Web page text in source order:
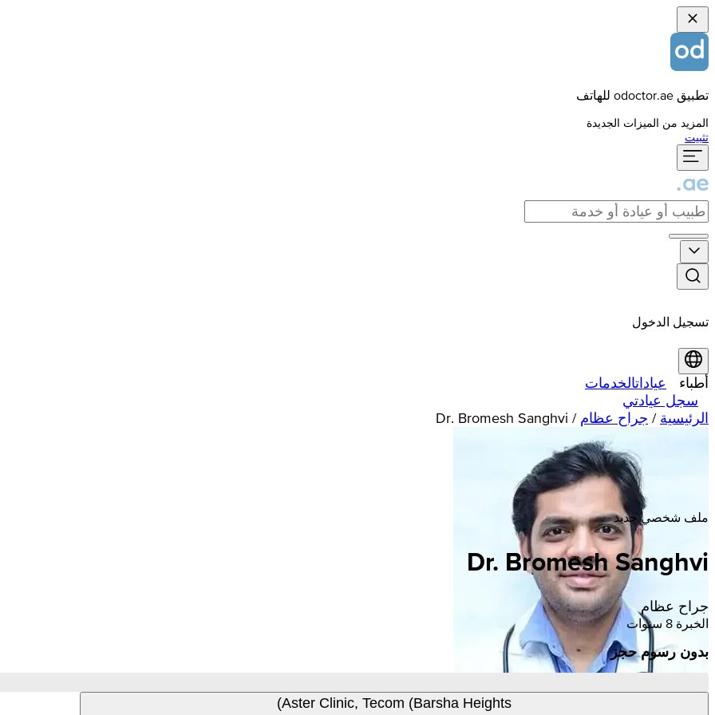
تطبيق odoctor.ae للهاتف
المزيد من الميزات الجديدة
تثبيت
تسجيل الدخول
أطباء عياداتالخدمات
سجل عيادتي
الرئيسية / جراح عظام /
Dr. Bromesh Sanghvi
ملف شخصي جديد
Dr. Bromesh Sanghvi
جراح عظام
الخبرة 8 سنوات
بدون رسوم حجز
Aster Clinic, Tecom (Barsha Heights)